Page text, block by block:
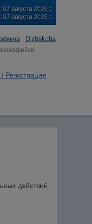
августа 2026 г.
августа 2026 г.
O'zbekcha
Регистрация
действий